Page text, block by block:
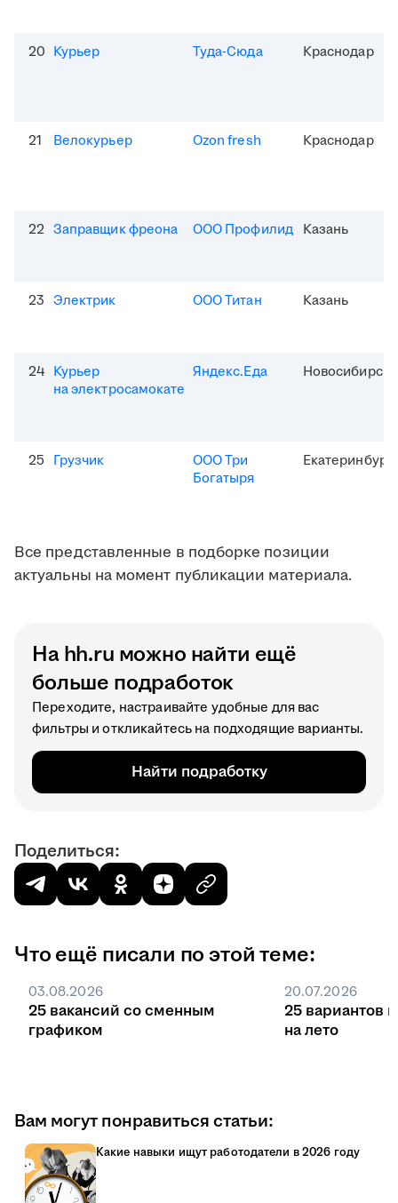
20 Курьер Туда-Сюда Краснодар
21 Велокурьер Ozon fresh Краснодар
22 Заправщик фреона ООО Профилид Казань
23 Электрик ООО Титан Казань
24 Курьер
на электросамокате
Яндекс.Еда Новосибирск
25 Грузчик
ООО Три
Богатыря
Екатеринбург
Все представленные в подборке позиции
актуальны на момент публикации материала.
На hh.ru можно найти ещё
больше подработок
Переходите, настраивайте удобные для вас
фильтры и откликайтесь на подходящие варианты.
Найти подработку
Поделиться:
Что ещё писали по этой теме:
03.08.2026
25 вакансий со сменным
графиком
20.07.2026
25 вариантов
на лето
Вам могут понравиться статьи:
Какие навыки ищут работодатели в 2026 году